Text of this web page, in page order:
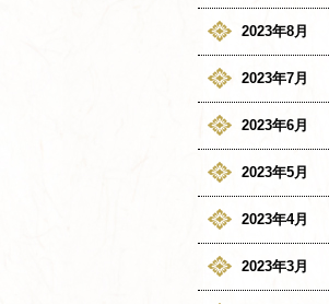
2023年8月
2023年7月
2023年6月
2023年5月
2023年4月
2023年3月